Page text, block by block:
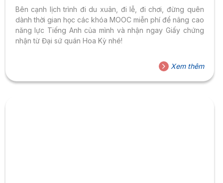
Bên cạnh lịch trình đi du xuân, đi lễ, đi chơi, đừng quên
dành thời gian học các khóa MOOC miễn phí để nâng cao
năng lực Tiếng Anh của mình và nhận ngay Giấy chứng
nhận từ Đại sứ quán Hoa Kỳ nhé!
Xem thêm